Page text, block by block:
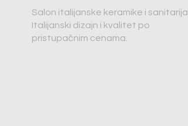
Salon italijanske keramike i sanitarija.
Italijanski dizajn i kvalitet po
pristupačnim cenama.